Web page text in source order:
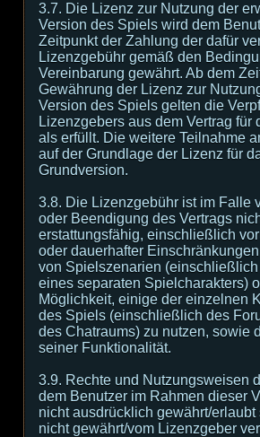
3.7. Die Lizenz zur Nutzung der
Version des Spiels wird dem
Zeitpunkt der Zahlung der dafür
Lizenzgebühr gemäß den
Vereinbarung gewährt. Ab dem
Gewährung der Lizenz zur
Version des Spiels gelten die
Lizenzgebers aus dem Vertrag für
als erfüllt. Die weitere Teilnahme
auf der Grundlage der Lizenz für
Grundversion.
3.8. Die Lizenzgebühr ist im Falle
oder Beendigung des Vertrags
erstattungsfähig, einschließlich
oder dauerhafter
von Spielszenarien
eines separaten Spielcharakters)
Möglichkeit, einige der einzelnen
des Spiels (einschließlich des
des Chatraums) zu nutzen, sowie
seiner Funktionalität.
3.9. Rechte und Nutzungsweisen
dem Benutzer im Rahmen dieser
nicht ausdrücklich gewährt/
nicht gewährt/vom Lizenzgeber